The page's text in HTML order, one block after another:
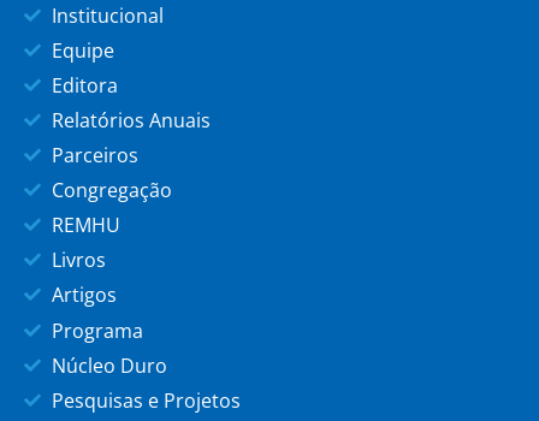
Institucional
Equipe
Editora
Relatórios Anuais
Parceiros
Congregação
REMHU
Livros
Artigos
Programa
Núcleo Duro
Pesquisas e Projetos